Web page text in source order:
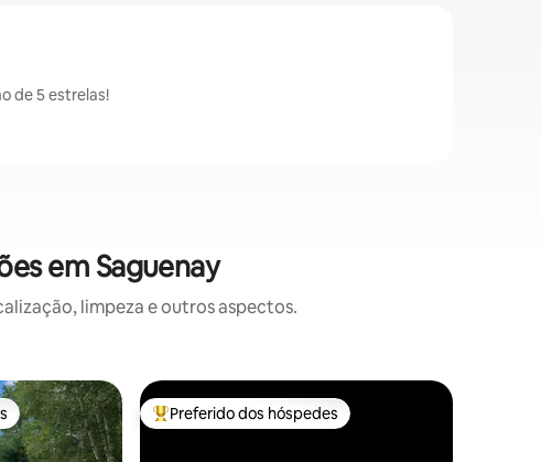
de 5 estrelas!
em Saguenay
limpeza e outros aspectos.
dos hóspedes Entre os melhores preferidos dos hóspedes
Preferido dos hóspedes